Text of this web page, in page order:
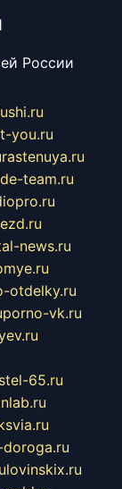
России
you.ru
rastenuya.ru
team.ru
news.ru
otdelky.ru
porno-vk.ru
65.ru
lovinskix.ru